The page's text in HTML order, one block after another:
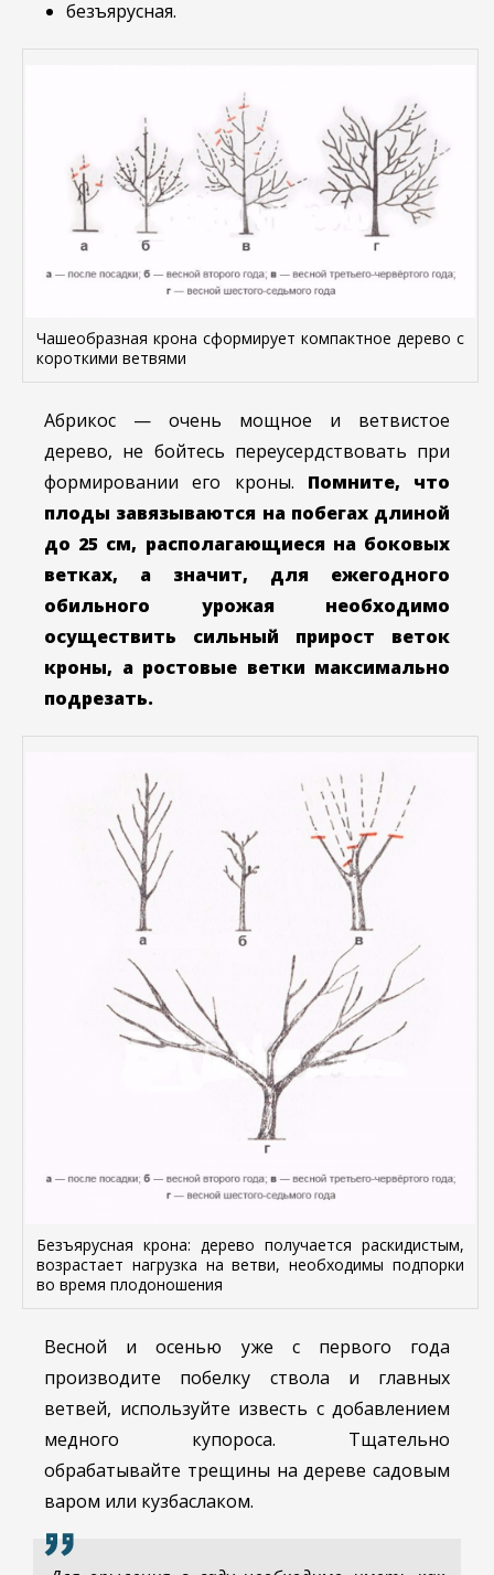
безъярусная.
Чашеобразная крона сформирует компактное дерево с
короткими ветвями
Абрикос — очень мощное и ветвистое
дерево, не бойтесь переусердствовать при
формировании его кроны. Помните, что
плоды завязываются на побегах длиной
до 25 см, располагающиеся на боковых
ветках, а значит, для ежегодного
обильного урожая необходимо
осуществить сильный прирост веток
кроны, а ростовые ветки максимально
подрезать.
Безъярусная крона: дерево получается раскидистым,
возрастает нагрузка на ветви, необходимы подпорки
во время плодоношения
Весной и осенью уже с первого года
производите побелку ствола и главных
ветвей, используйте известь с добавлением
медного купороса. Тщательно
обрабатывайте трещины на дереве садовым
варом или кузбаслаком.